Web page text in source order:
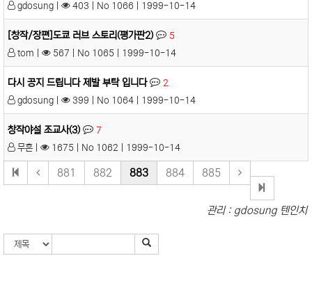
gdosung |
403 | No 1066 | 1999-10-14
[창작/장편]도쿄 러브 스토리(평가판2)
5
tom |
567 | No 1065 | 1999-10-14
다시 공지 드립니다 제발 부탁 입니다
2
gdosung |
399 | No 1064 | 1999-10-14
창작야설 조교사(3)
7
무흔 |
1675 | No 1062 | 1999-10-14
881 882 883 884 885
관리 : gdosung 텐인치